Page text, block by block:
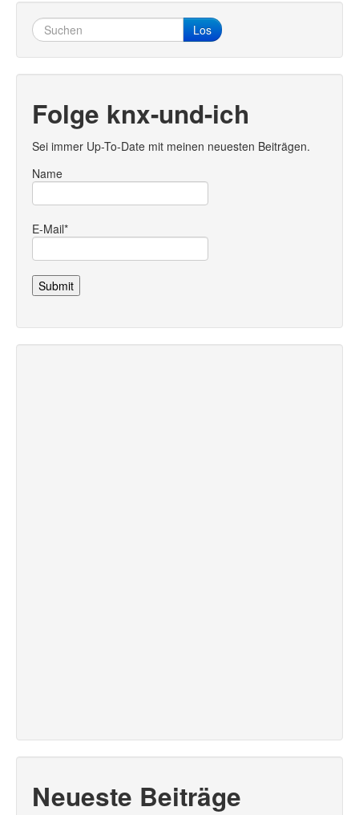
Los
Folge knx-und-ich
Sei immer Up-To-Date mit meinen neuesten Beiträgen.
Name
E-Mail*
Neueste Beiträge